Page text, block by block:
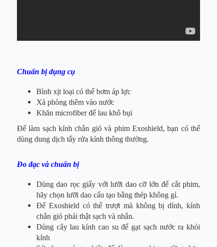
Chuẩn bị dụng cụ
Bình xịt loại có thể bơm áp lực
Xà phòng thêm vào nước
Khăn microfiber để lau khô bụi
Để làm sạch kính chắn gió và phim Exoshield, bạn có thể
dùng dung dịch tẩy rửa kính thông thường.
Đo đạc và chuẩn bị
Dùng dao rọc giấy với lưỡi dao cỡ lớn để cắt phim,
hãy chọn lưỡi dao cấu tạo bằng thép không gỉ.
Để Exoshield có thể trượt mà không bị dính, kính
chắn gió phải thật sạch và nhẵn.
Dùng cây lau kính cao su để gạt sạch nước ra khỏi
kính